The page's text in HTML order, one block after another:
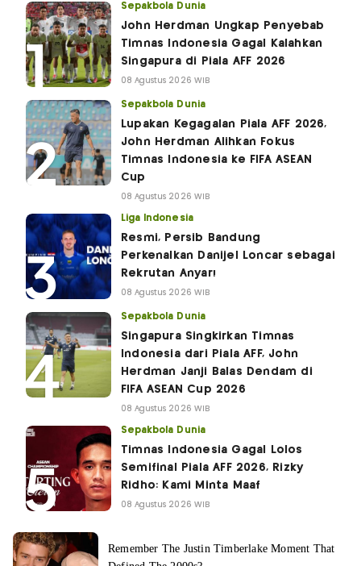
Sepakbola Dunia
John Herdman Ungkap Penyebab
Timnas Indonesia Gagal Kalahkan
Singapura di Piala AFF 2026
08 Agustus 2026 WIB
Sepakbola Dunia
Lupakan Kegagalan Piala AFF 2026,
John Herdman Alihkan Fokus
Timnas Indonesia ke FIFA ASEAN
Cup
08 Agustus 2026 WIB
Liga Indonesia
Resmi, Persib Bandung
Perkenalkan Danijel Loncar sebagai
Rekrutan Anyar!
08 Agustus 2026 WIB
Sepakbola Dunia
Singapura Singkirkan Timnas
Indonesia dari Piala AFF, John
Herdman Janji Balas Dendam di
FIFA ASEAN Cup 2026
08 Agustus 2026 WIB
Sepakbola Dunia
Timnas Indonesia Gagal Lolos
Semifinal Piala AFF 2026, Rizky
Ridho: Kami Minta Maaf
08 Agustus 2026 WIB